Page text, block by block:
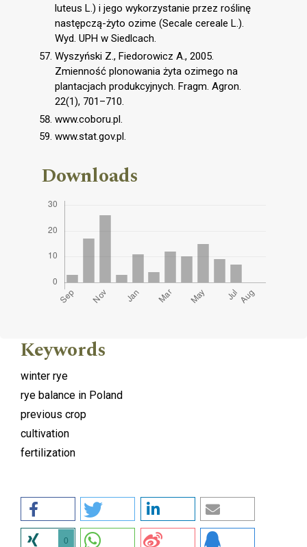
luteus L.) i jego wykorzystanie przez roślinę
następczą-żyto ozime (Secale cereale L.).
Wyd. UPH w Siedlcach.
Wyszyński Z., Fiedorowicz A., 2005.
Zmienność plonowania żyta ozimego na
plantacjach produkcyjnych. Fragm. Agron.
22(1), 701–710.
www.coboru.pl.
www.stat.gov.pl.
Downloads
Keywords
winter rye
rye balance in Poland
previous crop
cultivation
fertilization
0